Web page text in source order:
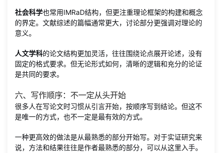
社会科学也常用IMRaD结构，但更注重理论框架的构建和概念
的界定。文献综述的篇幅通常更大，讨论部分更强调对理论的
意义。
人文学科的论文结构更加灵活，往往围绕论点展开论述，没有
固定的格式要求。但无论形式如何，清晰的逻辑和充分的论证
是共同的要求。
六、写作顺序：不一定从头开始
很多人在写论文时习惯从引言开始，按顺序写到结论。但这不
是唯一的方式，也不一定是最有效的方式。
一种更高效的做法是从最熟悉的部分开始写。对于实证研究来
说，方法和结果往往是作者最熟悉的部分，可以从这里入手。